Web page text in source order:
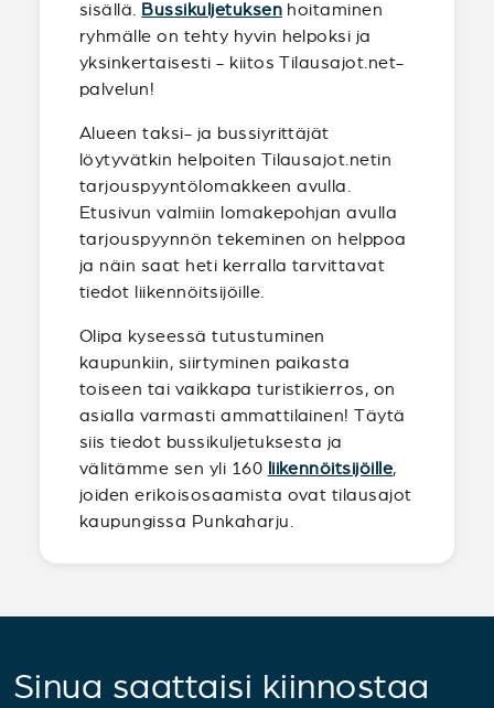
sisällä. Bussikuljetuksen hoitaminen
ryhmälle on tehty hyvin helpoksi ja
yksinkertaisesti - kiitos Tilausajot.net-
palvelun!
Alueen taksi- ja bussiyrittäjät
löytyvätkin helpoiten Tilausajot.netin
tarjouspyyntölomakkeen avulla.
Etusivun valmiin lomakepohjan avulla
tarjouspyynnön tekeminen on helppoa
ja näin saat heti kerralla tarvittavat
tiedot liikennöitsijöille.
Olipa kyseessä tutustuminen
kaupunkiin, siirtyminen paikasta
toiseen tai vaikkapa turistikierros, on
asialla varmasti ammattilainen! Täytä
siis tiedot bussikuljetuksesta ja
välitämme sen yli 160 liikennöitsijöille,
joiden erikoisosaamista ovat tilausajot
kaupungissa Punkaharju.
Sinua saattaisi kiinnostaa